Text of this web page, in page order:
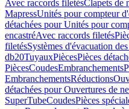
Avec raccords filetésClapets de
MapressUnités pour compteur
détachées pour Unités pour
encastréAvec raccords filetés
filetésSystèmes d'évacuation
db20TuyauxPiècesPièces
PiècesCoudesEmbranchements
EmbranchementsRéductions
détachées pour Ouvertures de
SuperTubeCoudesPièces